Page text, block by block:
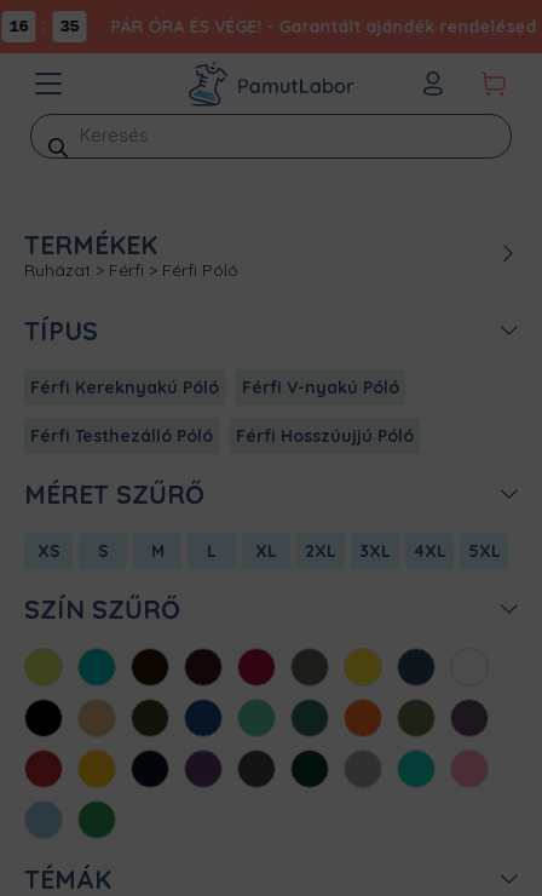
16 35 PÁR ÓRA ÉS VÉGE! - Garantált ajándék rendelésed
Products
search
TERMÉKEK
Ruházat > Férfi > Férfi Póló
TÍPUS
Férfi Kereknyakú Póló Férfi V-nyakú Póló
Férfi Testhezálló Póló Férfi Hosszúujjú Póló
MÉRET SZŰRŐ
XS S M L XL 2XL 3XL 4XL 5XL
SZÍN SZŰRŐ
AlmazöldAtollkékBarnaBordóChili Cink Citromsárga
Denim
FeketeHomokKhaki KirálykékMentaMéregzöld
NarancsOliva Padlizsán
Piros SárgaSötétkékSötétlilaSötétszürke
SötétzöldSportszürke
Türkiz
Világos
rózsaszín
Világoskék
Zöld
TÉMÁK